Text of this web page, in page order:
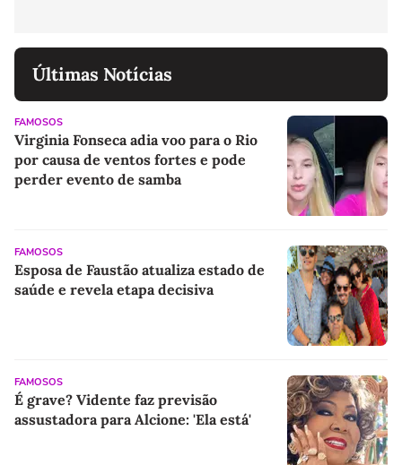
Últimas Notícias
FAMOSOS
Virginia Fonseca adia voo para o Rio
por causa de ventos fortes e pode
perder evento de samba
FAMOSOS
Esposa de Faustão atualiza estado de
saúde e revela etapa decisiva
FAMOSOS
É grave? Vidente faz previsão
assustadora para Alcione: 'Ela está'